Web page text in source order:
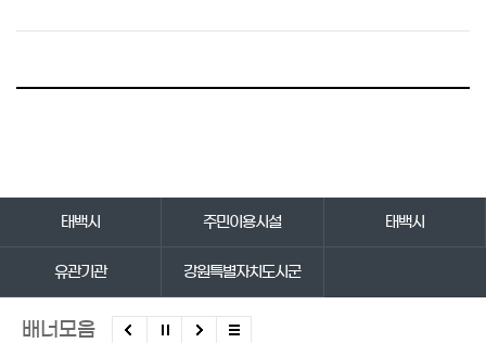
태백시 주민이용시설 태백시
유관기관 강원특별자치도시군
배너모음